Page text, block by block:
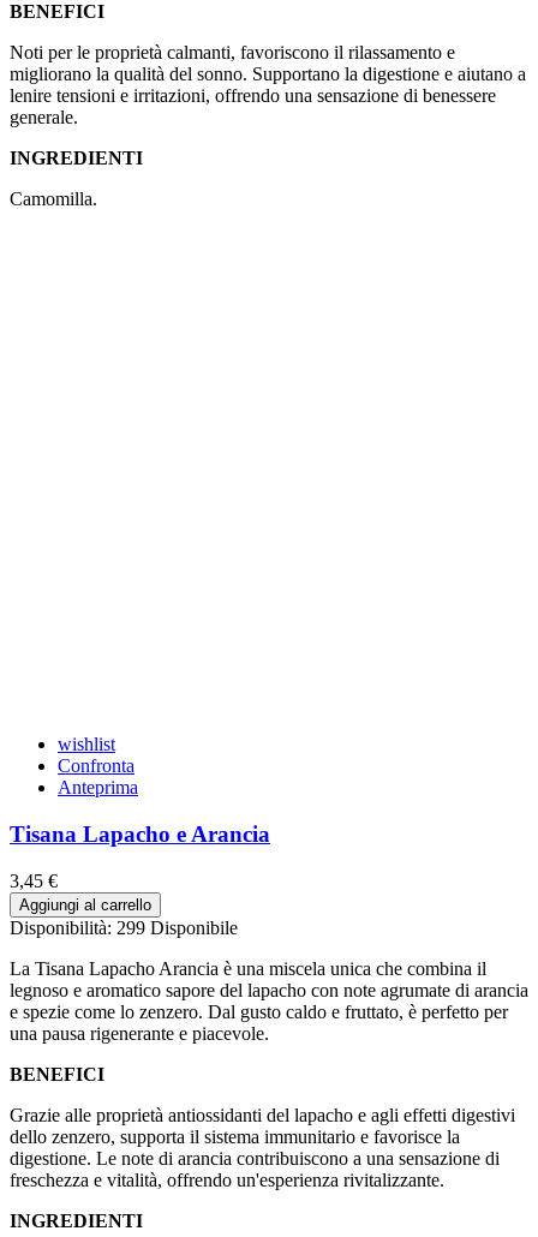
BENEFICI
Noti per le proprietà calmanti, favoriscono il rilassamento e
migliorano la qualità del sonno. Supportano la digestione e aiutano a
lenire tensioni e irritazioni, offrendo una sensazione di benessere
generale.
INGREDIENTI
Camomilla.
wishlist
Confronta
Anteprima
Tisana Lapacho e Arancia
3,45 €
Aggiungi al carrello
Disponibilità: 299 Disponibile
La Tisana Lapacho Arancia è una miscela unica che combina il
legnoso e aromatico sapore del lapacho con note agrumate di arancia
e spezie come lo zenzero. Dal gusto caldo e fruttato, è perfetto per
una pausa rigenerante e piacevole.
BENEFICI
Grazie alle proprietà antiossidanti del lapacho e agli effetti digestivi
dello zenzero, supporta il sistema immunitario e favorisce la
digestione. Le note di arancia contribuiscono a una sensazione di
freschezza e vitalità, offrendo un'esperienza rivitalizzante.
INGREDIENTI